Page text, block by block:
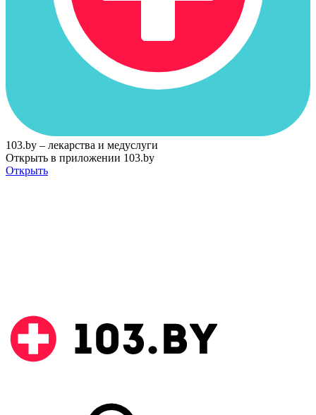
103.by – лекарства и медуслуги
Открыть в приложении 103.by
Открыть